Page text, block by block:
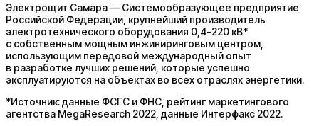
Электрощит Самара— Системообразующее предприятие
Российской Федерации, крупнейший производитель
электротехнического оборудования 0,4-220 кВ*
с собственным мощным инжиниринговым центром,
использующим передовой международный опыт
в разработке лучших решений, которые успешно
эксплуатируются на объектах во всех отраслях энергетики.
*Источник: данные ФСГС и ФНС, рейтинг маркетингового
агентства MegaResearch 2022, данные Интерфакс 2022.